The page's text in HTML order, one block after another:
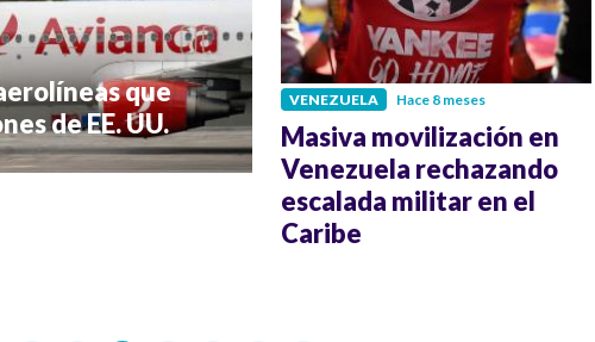
que
de EE. UU.
VENEZUELA Hace 8 meses
Masiva movilización en
Venezuela rechazando
escalada militar en el
Caribe